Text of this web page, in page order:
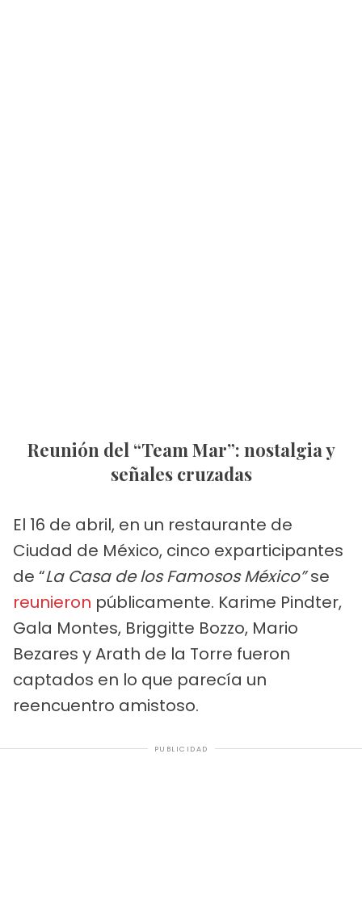
Reunión del “Team Mar”: nostalgia y
señales cruzadas
El 16 de abril, en un restaurante de
Ciudad de México, cinco exparticipantes
de “La Casa de los Famosos México”se
reunieron públicamente. Karime Pindter,
Gala Montes, Briggitte Bozzo, Mario
Bezares y Arath de la Torre fueron
captados en lo que parecía un
reencuentro amistoso.
PUBLICIDAD